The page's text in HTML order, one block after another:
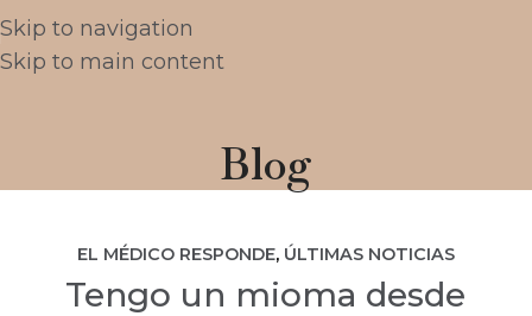
Skip to navigation
Skip to main content
Blog
EL MÉDICO RESPONDE, ÚLTIMAS NOTICIAS
Tengo un mioma desde